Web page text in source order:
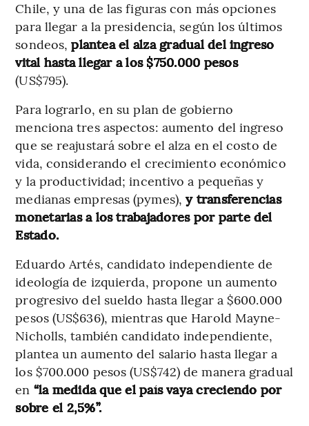
Chile, y una de las figuras con más opciones
para llegar a la presidencia, según los últimos
sondeos,plantea el alza gradual del ingreso
vital hasta llegar a los $750.000 pesos
(US$795).
Para lograrlo, en su plan de gobierno
menciona tres aspectos: aumento del ingreso
que se reajustará sobre el alza en el costo de
vida, considerando el crecimiento económico
y la productividad; incentivo a pequeñas y
medianas empresas (pymes),y transferencias
monetarias a los trabajadores por parte del
Estado.
Eduardo Artés, candidato independiente de
ideología de izquierda, propone un aumento
progresivo del sueldo hasta llegar a $600.000
pesos (US$636), mientras que Harold Mayne-
Nicholls, también candidato independiente,
plantea un aumento del salario hasta llegar a
los $700.000 pesos (US$742) de manera gradual
en “la medida que el país vaya creciendo por
sobre el 2,5%”.